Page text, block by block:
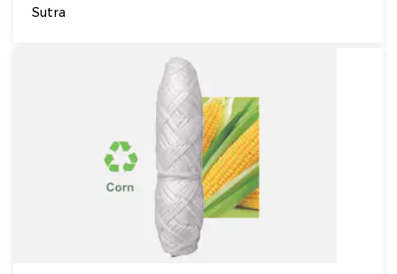
Sutra